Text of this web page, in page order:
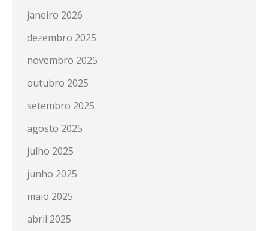
janeiro 2026
dezembro 2025
novembro 2025
outubro 2025
setembro 2025
agosto 2025
julho 2025
junho 2025
maio 2025
abril 2025